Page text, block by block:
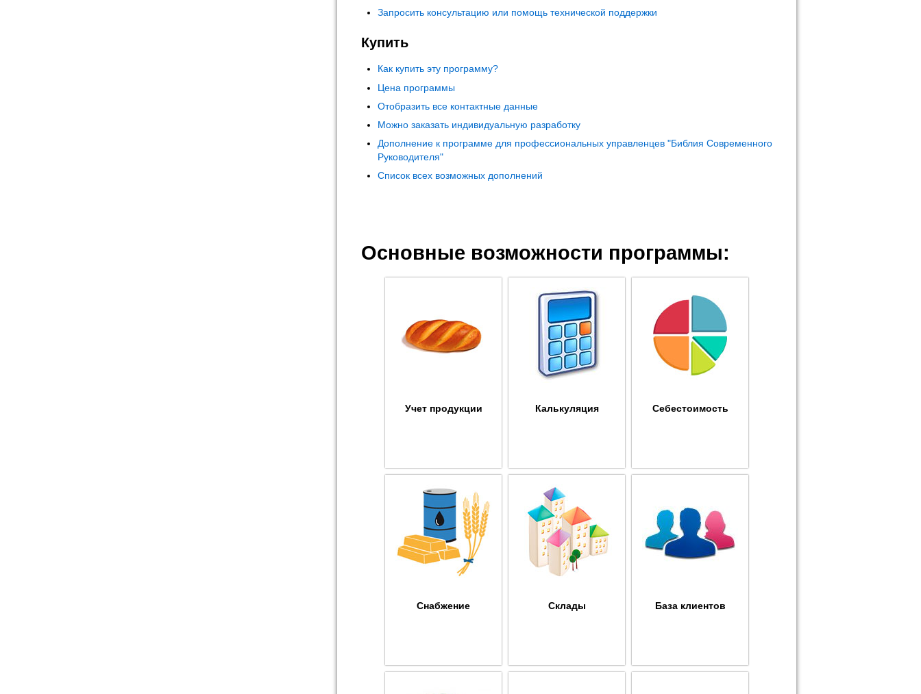
Запросить консультацию или помощь технической поддержки
Купить
Как купить эту программу?
Цена программы
Отобразить все контактные данные
Можно заказать индивидуальную разработку
Дополнение к программе для профессиональных управленцев "Библия Современного
Руководителя"
Список всех возможных дополнений
Основные возможности программы:
Учет продукции Калькуляция Себестоимость
Снабжение Склады База клиентов